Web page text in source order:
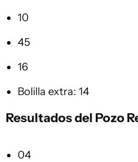
10
45
16
Bolilla extra: 14
Resultados del Pozo
04